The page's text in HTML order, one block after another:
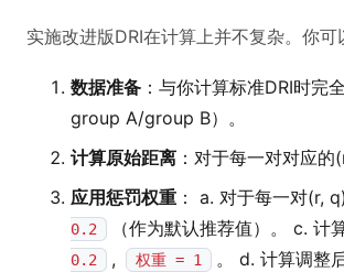
实施改进版DRI在计算上并不复杂。你可
数据准备 ：与你计算标准DRI时
group A/group B）。
计算原始距离 ：对于每一对对应
应用惩罚权重 ： a. 对于每一对(r,
0.2
（作为默认推荐值）。 c. 计
0.2
, 权重 = 1 。 d. 计算调整